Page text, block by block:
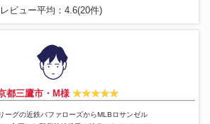
レビュー平均：4.6(20件)
都三鷹市・M様
ーグの近鉄バファローズからMLBロサンゼル